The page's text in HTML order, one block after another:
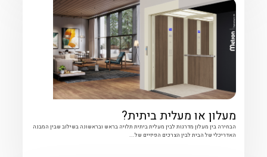
מעלון או מעלית ביתית?
הבחירה בין מעלון מדרגות לבין מעלית ביתית תלויה בראש ובראשונה בשילוב שבין המבנה
האדריכלי של הבית לבין הצרכים הפיזיים של...